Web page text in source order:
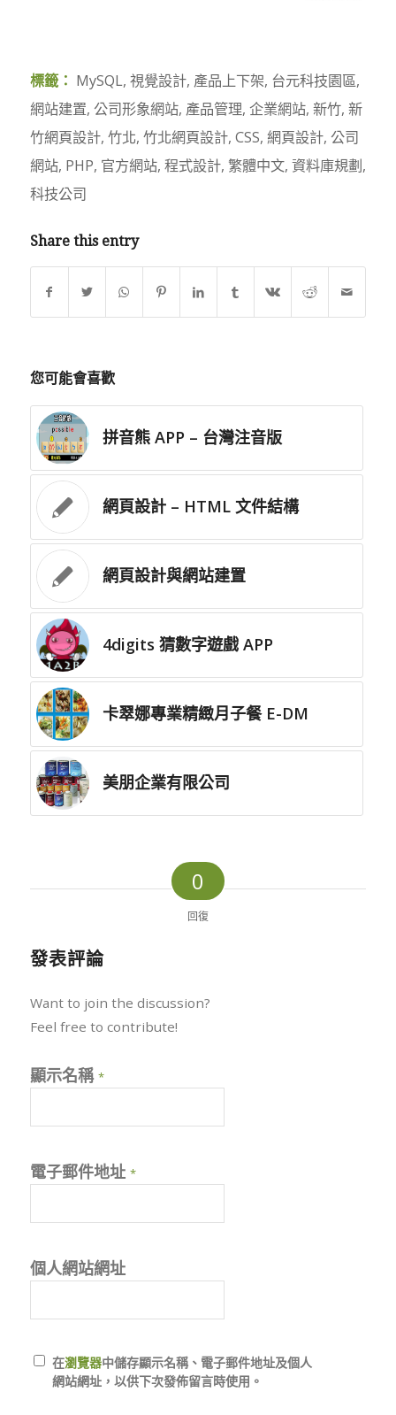
標籤： MySQL, 視覺設計, 產品上下架, 台元科技園區,
網站建置, 公司形象網站, 產品管理, 企業網站, 新竹, 新
竹網頁設計, 竹北, 竹北網頁設計, CSS, 網頁設計, 公司
網站, PHP, 官方網站, 程式設計, 繁體中文, 資料庫規劃,
科技公司
Share this entry
您可能會喜歡
拼音熊 APP – 台灣注音版
網頁設計 – HTML 文件結構
網頁設計與網站建置
4digits 猜數字遊戲 APP
卡翠娜專業精緻月子餐 E-DM
美朋企業有限公司
0
回復
發表評論
Want to join the discussion?
Feel free to contribute!
顯示名稱 *
電子郵件地址 *
個人網站網址
在瀏覽器中儲存顯示名稱、電子郵件地址及個人
網站網址，以供下次發佈留言時使用。